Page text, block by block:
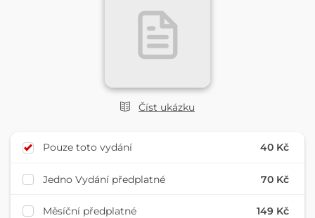
Číst ukázku
Pouze toto vydání 40 Kč
Jedno Vydání předplatné 70 Kč
Měsíční předplatné 149 Kč